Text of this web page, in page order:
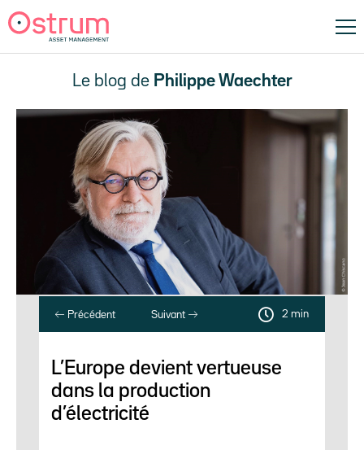
Le blog de Philippe Waechter
Précédent Suivant 2 min
L’Europe devient vertueuse
dans la production
d’électricité